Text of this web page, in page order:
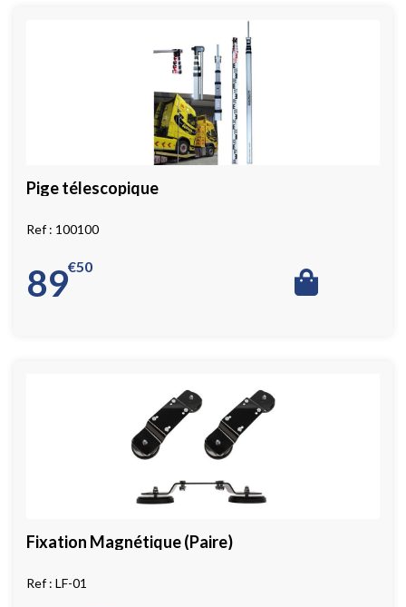
Pige télescopique
100100
89 50
€
Fixation Magnétique (Paire)
LF-01